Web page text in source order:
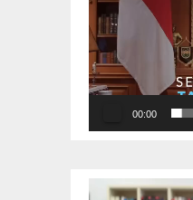
00:00
Pemutar